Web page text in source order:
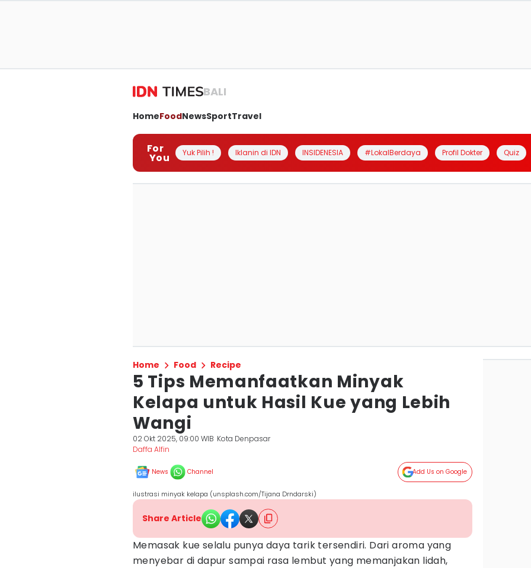
BALI
HomeFoodNewsSportTravel
For
You Yuk Pilih ! Iklanin di IDN INSIDENESIA #LokalBerdaya Profil Dokter Quiz
Home Food Recipe
5 Tips Memanfaatkan Minyak
Kelapa untuk Hasil Kue yang Lebih
Wangi
02 Okt 2025, 09:00 WIB Kota Denpasar
Daffa Alfin
News Channel Add Us on Google
ilustrasi minyak kelapa (unsplash.com/Tijana Drndarski)
Share Article
Memasak kue selalu punya daya tarik tersendiri. Dari aroma yang
menyebar di dapur sampai rasa lembut yang memanjakan lidah,